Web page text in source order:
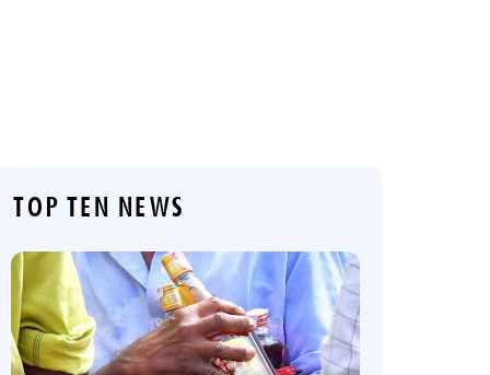
TOP TEN NEWS